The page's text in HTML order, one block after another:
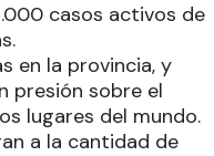
casos activos de
en la provincia, y
presión sobre el
lugares del mundo.
a la cantidad de